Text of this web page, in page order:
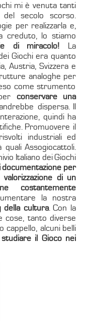
mi è venuta tanti
secolo scorso.
per realizzarla e,
lo stiamo
di miracolo! La
Giochi era quanto
Austria, Svizzera e
analoghe per
come strumento
conservare una
dispersa. Il
quindi ha
Promuovere il
industriali ed
quali Assogiocattoli.
Italiano dei Giochi
per
di un
costantemente
la nostra
della cultura. Con la
cose, tanto diverse
alcuni belli
il Gioco nei